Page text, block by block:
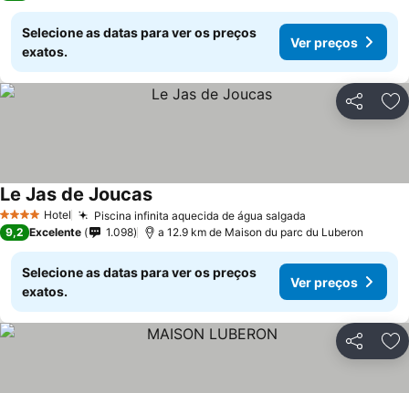
Selecione as datas para ver os preços
exatos.
Ver preços
Partilhar
4 EstrelasHotel Piscina infinita aquecida de água salgada
Le Jas de Joucas
9,2 Excelente 1.098 a 12.9 km de Maison du parc du Luberon
Selecione as datas para ver os preços
exatos.
Ver preços
Partilhar